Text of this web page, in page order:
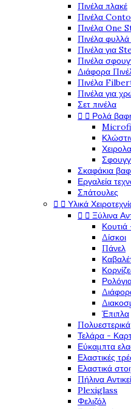
Πινέλα πλακέ
Πινέλα
Πινέλα One
Πινέλα
Πινέλα για
Πινέλα
Διάφορα
Πινέλα
Πινέλα για
Σετ πινέλα
  Ρολά
Σκαφάκια
Εργαλεία
Σπάτουλες
  Υλικά
  Ξύλινα
Δίσκοι
Πάνελ
Έπιπλα
Πολυεστερικά
Τελάρα -
Εύκαμπτα
Ελαστικές
Ελαστικά
Πήλινα
Plexiglass
Φελιζόλ